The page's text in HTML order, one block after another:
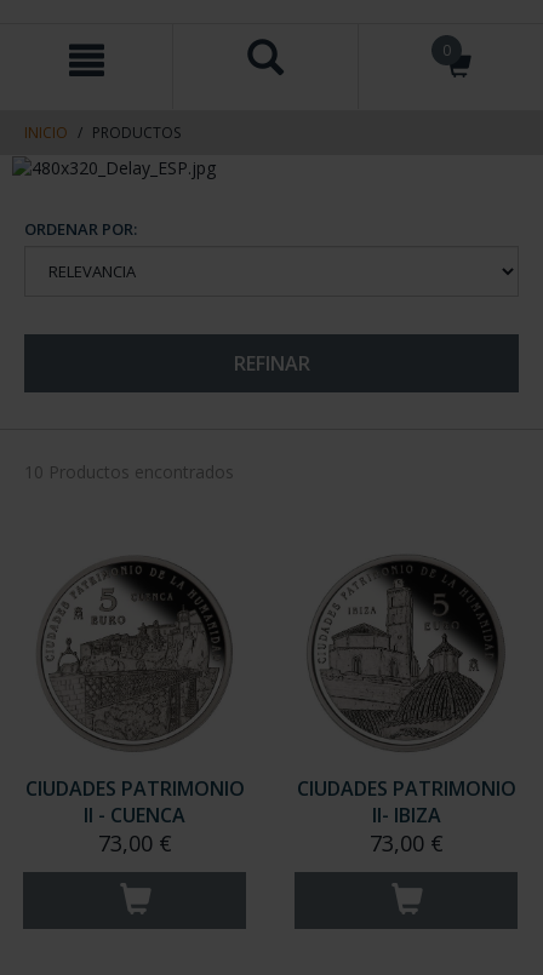
contenido
navegacin
0
INICIO PRODUCTOS
ORDENAR POR:
REFINAR
10 Productos encontrados
CIUDADES PATRIMONIO
II - CUENCA
73,00 €
CIUDADES PATRIMONIO
II- IBIZA
73,00 €